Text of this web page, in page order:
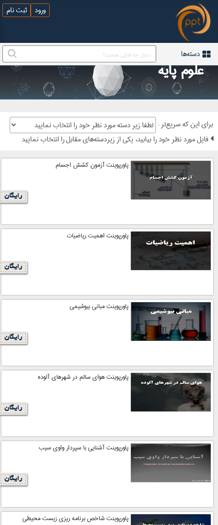
ورود ثبت نام
دسته‌ها
علوم پایه
: برای این که سریع‌تر
پاورپوینت آزمون کشش اجسام
رایگان
پاورپوینت اهمیت ریاضیات
رایگان
پاورپوینت مبانی بیوشیمی
رایگان
پاورپوینت هوای سالم در شهرهای آلوده
رایگان
پاورپوینت آشنایی با سپردار واوی سیب
رایگان
پاورپوینت شاخص برنامه ریزی زیست محیطی